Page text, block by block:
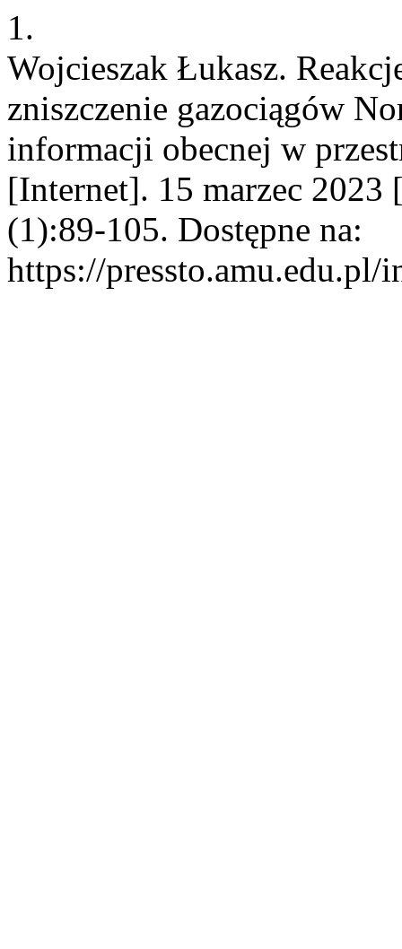
1.
Wojcieszak Łukasz.
zniszczenie gazociągów
informacji obecnej w
[Internet]. 15 marzec
(1):89-105. Dostępne na:
https://